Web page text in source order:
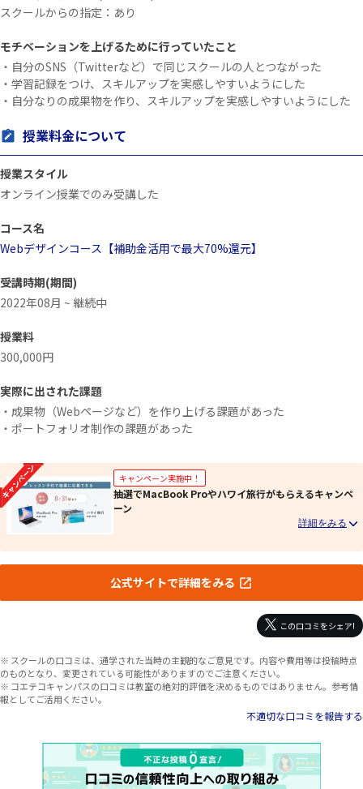
スクールからの指定：あり
モチベーションを上げるために行っていたこと
・自分のSNS（Twitterなど）で同じスクールの人とつながった
・学習記録をつけ、スキルアップを実感しやすいようにした
・自分なりの成果物を作り、スキルアップを実感しやすいようにした
授業料金について
授業スタイル
オンライン授業でのみ受講した
コース名
Webデザインコース【補助金活用で最大70%還元】
受講時期(期間)
2022年08月 ~ 継続中
授業料
300,000円
実際に出された課題
・成果物（Webページなど）を作り上げる課題があった
・ポートフォリオ制作の課題があった
キャンペーン実施中！
抽選でMacBook Proやハワイ旅行がもらえるキャンペ
ーン
公式サイトで詳細をみる
この口コミをシェア!
※ スクールの口コミは、通学された当時の主観的なご意見です。内容や費用等は投稿時点
のものとなり、変更されている可能性がありますのでご注意ください。
※ コエテコキャンパスの口コミは教室の絶対的評価を決めるものではありません。参考情
報としてご活用ください。
不適切な口コミを報告する